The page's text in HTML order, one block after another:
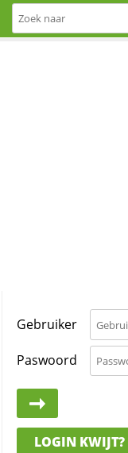
Gebruiker
Paswoord
LOGIN KWIJT?